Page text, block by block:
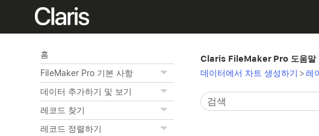
홈
FileMaker Pro 기본 사항
데이터 추가하기 및 보기
레코드 찾기
레코드 정렬하기
Claris FileMaker Pro 도움말
데이터에서 차트 생성하기 >레